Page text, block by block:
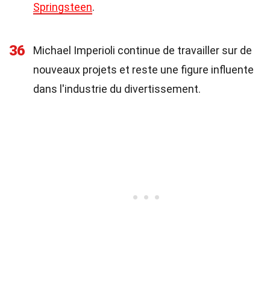
Springsteen.
36
Michael Imperioli continue de travailler sur de
nouveaux projets et reste une figure influente
dans l'industrie du divertissement.